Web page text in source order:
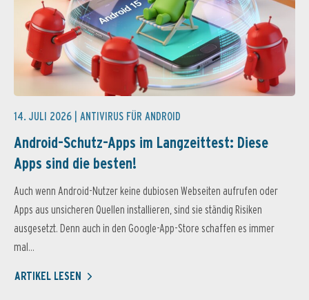
14. JULI 2026 | ANTIVIRUS FÜR ANDROID
Android-Schutz-Apps im Langzeittest: Diese
Apps sind die besten!
Auch wenn Android-Nutzer keine dubiosen Webseiten aufrufen oder
Apps aus unsicheren Quellen installieren, sind sie ständig Risiken
ausgesetzt. Denn auch in den Google-App-Store schaffen es immer
mal...
ARTIKEL LESEN